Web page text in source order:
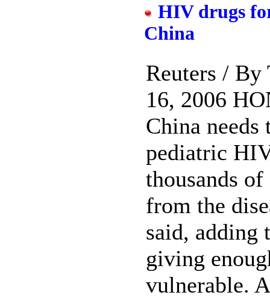
HIV drugs
China
Reuters / By
16, 2006
China needs
pediatric
thousands
from the
said, adding
giving
vulnerable.